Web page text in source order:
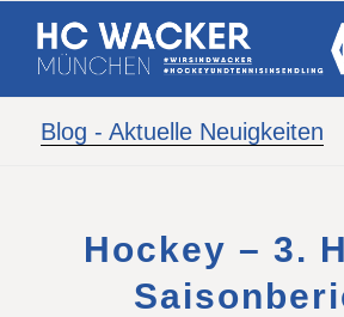
Blog - Aktuelle Neuigkeiten
Hockey – 3.